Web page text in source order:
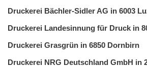
Druckerei Bächler-Sidler AG in 6003
Druckerei Landesinnung für Druck in
Druckerei Grasgrün in 6850 Dornbirn
Druckerei NRG Deutschland GmbH in